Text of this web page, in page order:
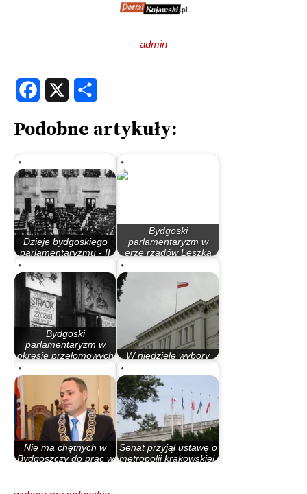
admin
Facebook
Podobne artykuły:
Dzieje bydgoskiego
parlamentaryzmu - II
Bydgoski
parlamentaryzm w
erze rządów Leszka
Bydgoski
parlamentaryzm w
okresie przełomowych
W niedziele wybory
raczej się nie odbędą
Nie ma chętnych w
Bydgoszczy do prac w
Senat przyjął ustawę o
metropolii krakowskiej.